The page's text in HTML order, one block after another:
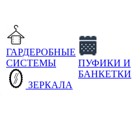
ГАРДЕРОБНЫЕ
СИСТЕМЫ
ЗЕРКАЛА
ПУФИКИ И
БАНКЕТКИ